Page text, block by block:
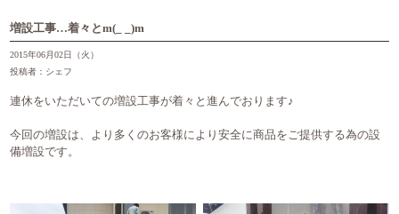
増設工事…着々とm(_ _)m
2015年06月02日（火）
投稿者：シェフ
連休をいただいての増設工事が着々と進んでおります♪
今回の増設は、より多くのお客様により安全に商品をご提供する為の設
備増設です。